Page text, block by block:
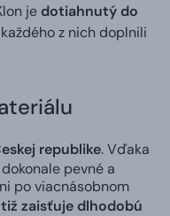
je dotiahnutý do
z nich doplnili
republike. Vďaka
pevné a
po viacnásobnom
zaisťuje dlhodobú